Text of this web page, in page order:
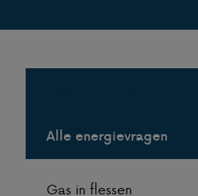
Alle energievragen
Gas in flessen